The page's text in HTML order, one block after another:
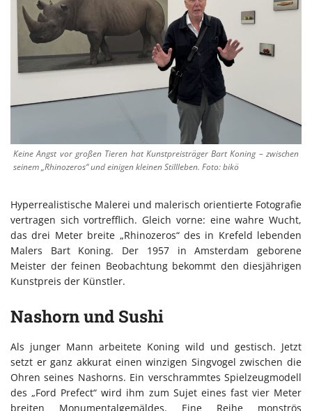
Keine Angst vor großen Tieren hat Kunstpreisträger Bart Koning – zwischen
seinem „Rhinozeros“ und einigen kleinen Stillleben. Foto: bikö
Hyperrealistische Malerei und malerisch orientierte Fotografie
vertragen sich vortrefflich. Gleich vorne: eine wahre Wucht,
das drei Meter breite „Rhinozeros“ des in Krefeld lebenden
Malers Bart Koning. Der 1957 in Amsterdam geborene
Meister der feinen Beobachtung bekommt den diesjährigen
Kunstpreis der Künstler.
Nashorn und Sushi
Als junger Mann arbeitete Koning wild und gestisch. Jetzt
setzt er ganz akkurat einen winzigen Singvogel zwischen die
Ohren seines Nashorns. Ein verschrammtes Spielzeugmodell
des „Ford Prefect“ wird ihm zum Sujet eines fast vier Meter
breiten Monumentalgemäldes. Eine Reihe monströs